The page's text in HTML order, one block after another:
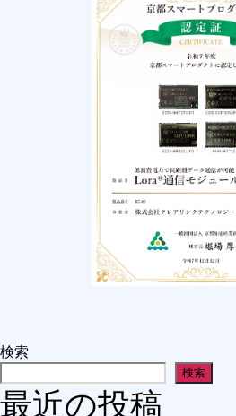
検索
検索
最近の投稿